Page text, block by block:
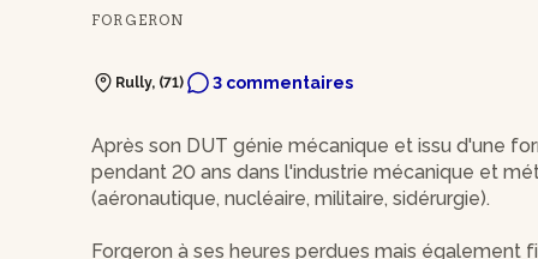
FORGERON
Rully, (71) 3 commentaires
Après son DUT génie mécanique et issu d'une
pendant 20 ans dans l'industrie mécanique et
(aéronautique, nucléaire, militaire, sidérurgie).
Forgeron à ses heures perdues mais